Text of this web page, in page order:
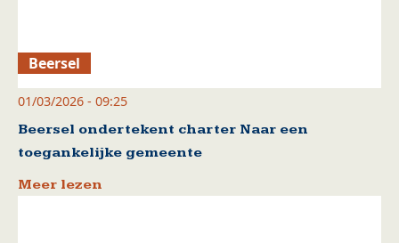
Beersel
01/03/2026 - 09:25
Beersel ondertekent charter Naar een
toegankelijke gemeente
Meer lezen